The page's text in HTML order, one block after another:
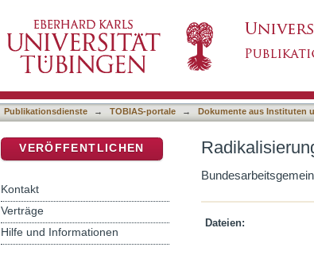
Publikationsdienste → TOBIAS-portale → Dokumente aus Instituten
Dateien:
VERÖFFENTLICHEN
Kontakt
Verträge
Hilfe und Informationen